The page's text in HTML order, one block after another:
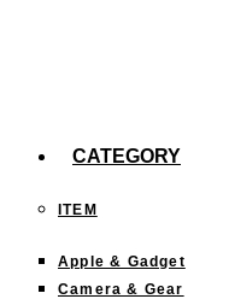
CATEGORY
ITEM
Apple & Gadget
Camera & Gear